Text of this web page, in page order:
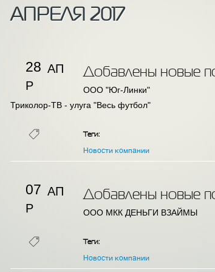
АПРЕЛЯ 2017
28 АП
Р
Добавлены новые
ООО "Юг-Линки"
Триколор-ТВ - улуга "Весь футбол"
Теги:
Новости компании
07 АП
Р
Добавлены новые
ООО МКК ДЕНЬГИ ВЗАЙМЫ
Теги:
Новости компании